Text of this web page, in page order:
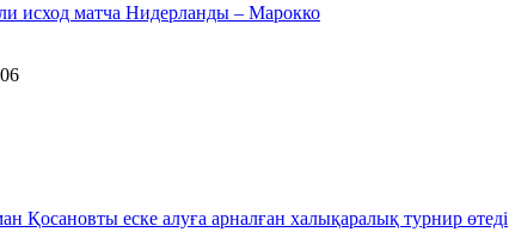
исход матча Нидерланды – Марокко
Қосановты еске алуға арналған халықаралық турнир өтеді